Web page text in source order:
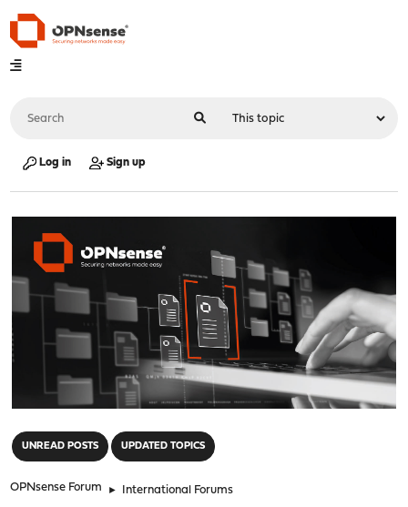
Log in Sign up
UNREAD POSTS UPDATED TOPICS
OPNsense Forum ► International Forums